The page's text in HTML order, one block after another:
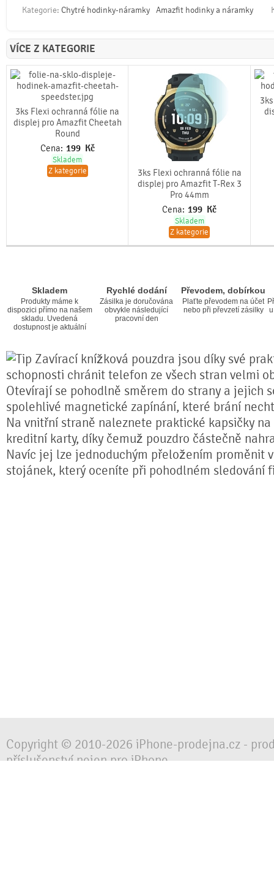
Kategorie: Chytré hodinky-náramky Amazfit hodinky a náramky
VÍCE Z KATEGORIE
3ks Flexi ochranná fólie na
displej pro Amazfit Cheetah
Round
Cena: 199 Kč
Skladem
Z kategorie
3ks Flexi ochranná fólie na
displej pro Amazfit T-Rex 3
Pro 44mm
Cena: 199 Kč
Skladem
Z kategorie
Skladem
Produkty máme k
dispozici přímo na našem
skladu. Uvedená
dostupnost je aktuální
Rychlé dodání
Zásilka je doručována
obvykle následující
pracovní den
Převodem, dobírkou
Plaťte převodem na účet
nebo při převzetí zásilky
Zavírací knížková pouzdra jsou díky své
schopnosti chránit telefon ze všech stran velmi
Otevírají se pohodlně směrem do strany a jejich
spolehlivé magnetické zapínání, které brání
Na vnitřní straně naleznete praktické kapsičky na
kreditní karty, díky čemuž pouzdro částečně
Navíc jej lze jednoduchým přeložením proměnit
stojánek, který oceníte při pohodlném sledování
Copyright © 2010-2026 iPhone-prodejna.cz -
příslušenství nejen pro iPhone